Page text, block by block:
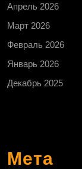
Апрель 2026
Март 2026
Февраль 2026
Январь 2026
Декабрь 2025
Мета